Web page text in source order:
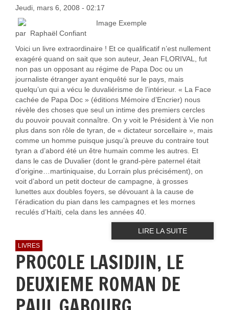
Jeudi, mars 6, 2008 - 02:17
par Raphaël Confiant
Voici un livre extraordinaire ! Et ce qualificatif n’est nullement
exagéré quand on sait que son auteur, Jean FLORIVAL, fut
non pas un opposant au régime de Papa Doc ou un
journaliste étranger ayant enquêté sur le pays, mais
quelqu’un qui a vécu le duvaliérisme de l’intérieur. « La Face
cachée de Papa Doc » (éditions Mémoire d’Encrier) nous
révèle des choses que seul un intime des premiers cercles
du pouvoir pouvait connaître. On y voit le Président à Vie non
plus dans son rôle de tyran, de « dictateur sorcellaire », mais
comme un homme puisque jusqu’à preuve du contraire tout
tyran a d’abord été un être humain comme les autres. Et
dans le cas de Duvalier (dont le grand-père paternel était
d’origine…martiniquaise, du Lorrain plus précisément), on
voit d’abord un petit docteur de campagne, à grosses
lunettes aux doubles foyers, se dévouant à la cause de
l’éradication du pian dans les campagnes et les mornes
reculés d’Haïti, cela dans les années 40.
LIRE LA SUITE
LIVRES
PROCOLE LASIDJIN, LE
DEUXIEME ROMAN DE